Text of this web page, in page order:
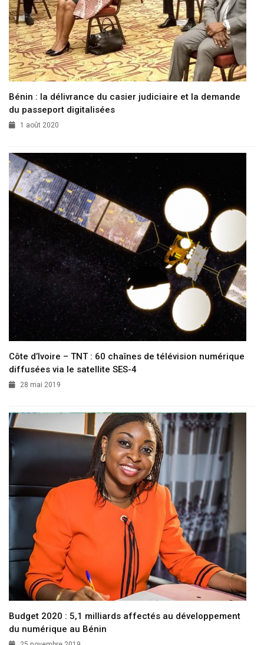
Bénin : la délivrance du casier judiciaire et la demande
du passeport digitalisées
1 août 2020
Côte d’Ivoire – TNT : 60 chaînes de télévision numérique
diffusées via le satellite SES-4
28 mai 2019
Budget 2020 : 5,1 milliards affectés au développement
du numérique au Bénin